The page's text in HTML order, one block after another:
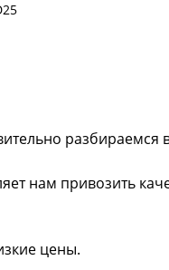
разбираемся
нам привозить
цены.